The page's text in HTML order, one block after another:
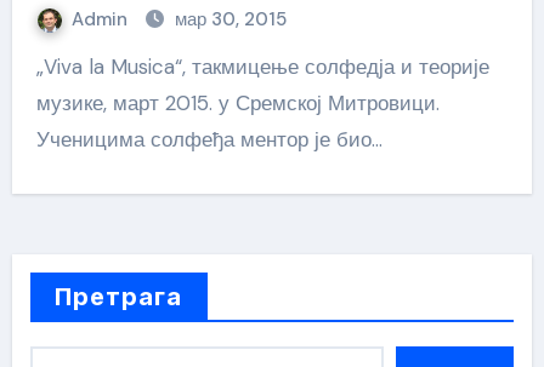
Admin мар 30, 2015
„Viva la Musica“, такмицење солфедја и теорије
музике, март 2015. у Сремској Митровици.
Ученицима солфеђа ментор је био…
Претрага